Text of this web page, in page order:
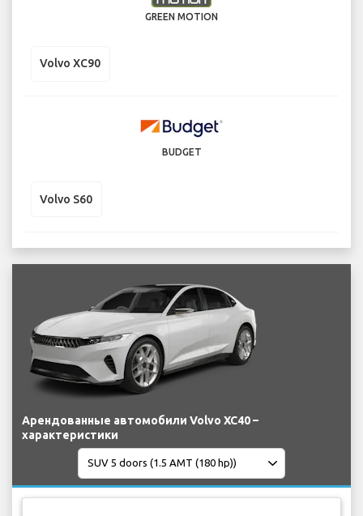
GREEN MOTION
Volvo XC90
BUDGET
Volvo S60
Арендованные автомобили Volvo XC40 –
характеристики